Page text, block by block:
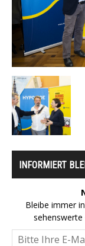
INFORMIERT
Bleibe immer
sehenswerte